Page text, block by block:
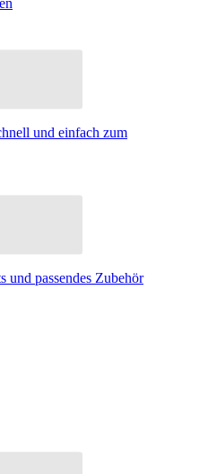
und einfach zum
und passendes Zubehör